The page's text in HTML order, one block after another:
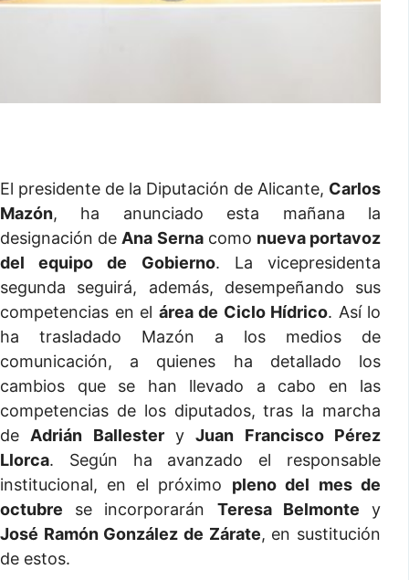
El presidente de la Diputación de Alicante, Carlos
Mazón, ha anunciado esta mañana la
designación de Ana Sernacomo nueva portavoz
del equipo de Gobierno. La vicepresidenta
segunda seguirá, además, desempeñando sus
competencias en el área de Ciclo Hídrico. Así lo
ha trasladado Mazón a los medios de
comunicación, a quienes ha detallado los
cambios que se han llevado a cabo en las
competencias de los diputados, tras la marcha
de Adrián BallesteryJuan Francisco Pérez
Llorca. Según ha avanzado el responsable
institucional, en el próximo pleno del mes de
octubre se incorporarán Teresa Belmonte y
José Ramón González de Zárate, en sustitución
de estos.